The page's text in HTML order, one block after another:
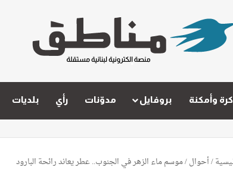
وأمكنة بروفايل مدوّنات رأي بلديات
/أحوال/موسم ماء الزهر في الجنوب.. عطر يعاند رائحة البارود